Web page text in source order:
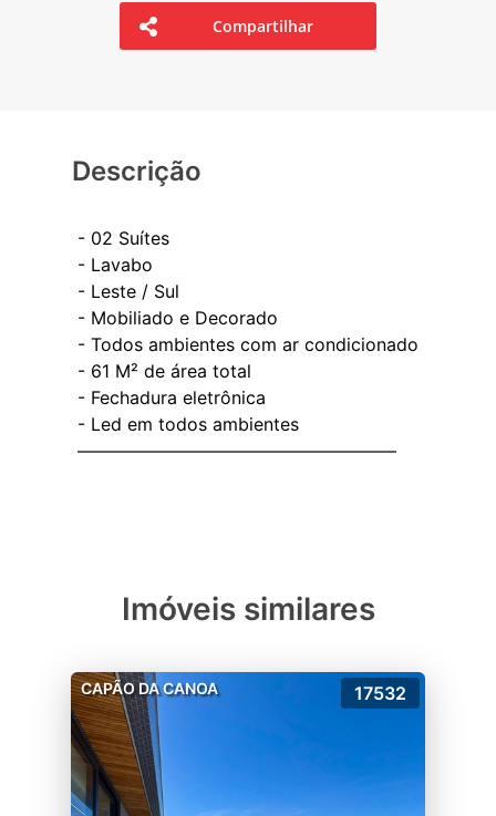
Compartilhar
Descrição
- 02 Suítes
- ⁠Lavabo
- Leste / Sul
- ⁠Mobiliado e Decorado
- ⁠Todos ambientes com ar condicionado
- ⁠61 M² de área total
- Fechadura eletrônica
- ⁠Led em todos ambientes
——————————————————
Imóveis similares
CAPÃO DA CANOA 17532